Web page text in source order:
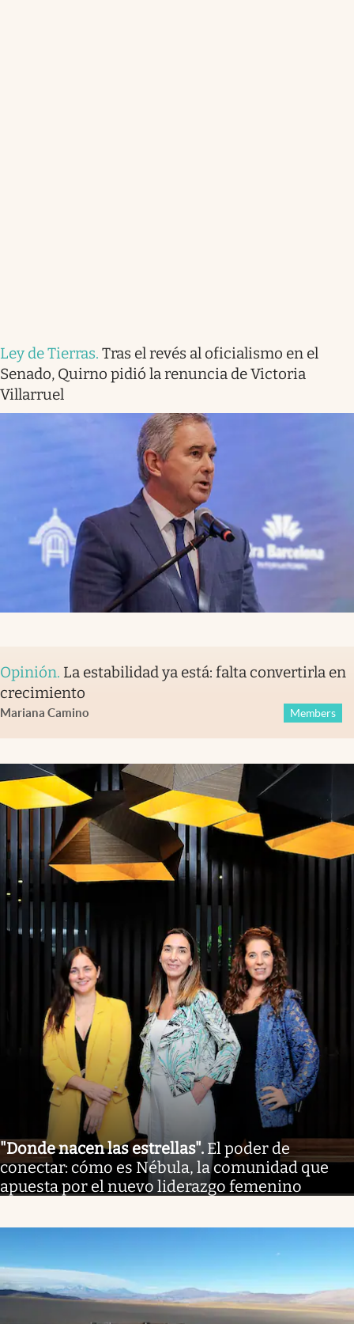
Ley de Tierras. Tras el revés al oficialismo en el
Senado, Quirno pidió la renuncia de Victoria
Villarruel
Opinión. La estabilidad ya está: falta convertirla en
crecimiento
Mariana Camino Members
"Donde nacen las estrellas". El poder de
conectar: cómo es Nébula, la comunidad que
apuesta por el nuevo liderazgo femenino